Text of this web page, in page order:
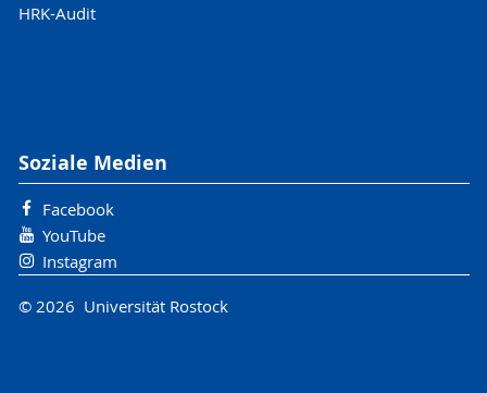
HRK-Audit
Soziale Medien
Facebook
YouTube
Instagram
© 2026 Universität Rostock